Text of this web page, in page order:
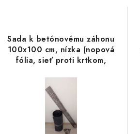
Sada k betónovému záhonu
100x100 cm, nízka (nopová
fólia, sieť proti krtkom,